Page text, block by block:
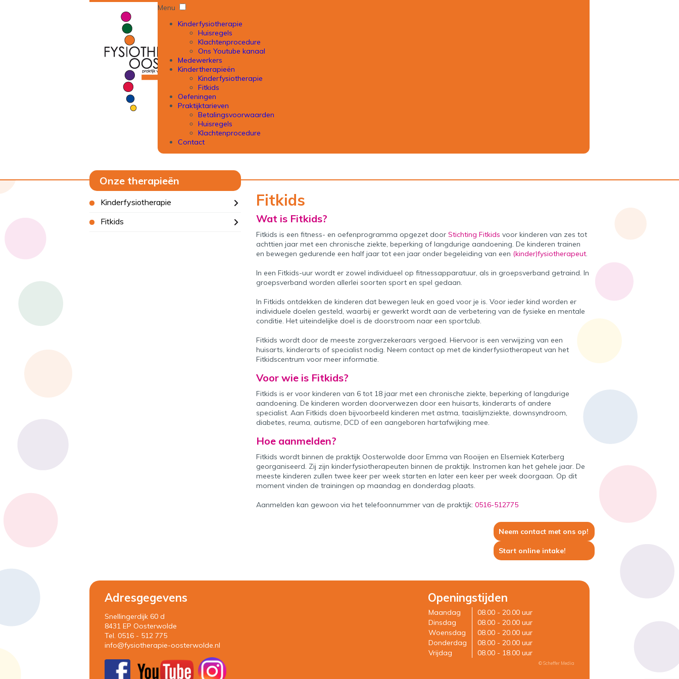
Menu
Kinderfysiotherapie
Huisregels
Klachtenprocedure
Ons Youtube kanaal
Medewerkers
Kindertherapieën
Kinderfysiotherapie
Fitkids
Oefeningen
Praktijktarieven
Betalingsvoorwaarden
Huisregels
Klachtenprocedure
Contact
Fitkids
Wat is Fitkids?
Fitkids is een fitness- en oefenprogramma opgezet door Stichting Fitkids voor kinderen van zes tot
achttien jaar met een chronische ziekte, beperking of langdurige aandoening. De kinderen trainen
en bewegen gedurende een half jaar tot een jaar onder begeleiding van een (kinder)fysiotherapeut.
In een Fitkids-uur wordt er zowel individueel op fitnessapparatuur, als in groepsverband getraind. In
groepsverband worden allerlei soorten sport en spel gedaan.
In Fitkids ontdekken de kinderen dat bewegen leuk en goed voor je is. Voor ieder kind worden er
individuele doelen gesteld, waarbij er gewerkt wordt aan de verbetering van de fysieke en mentale
conditie. Het uiteindelijke doel is de doorstroom naar een sportclub.
Fitkids wordt door de meeste zorgverzekeraars vergoed. Hiervoor is een verwijzing van een
huisarts, kinderarts of specialist nodig. Neem contact op met de kinderfysiotherapeut van het
Fitkidscentrum voor meer informatie.
Voor wie is Fitkids?
Fitkids is er voor kinderen van 6 tot 18 jaar met een chronische ziekte, beperking of langdurige
aandoening. De kinderen worden doorverwezen door een huisarts, kinderarts of andere
specialist. Aan Fitkids doen bijvoorbeeld kinderen met astma, taaislijmziekte, downsyndroom,
diabetes, reuma, autisme, DCD of een aangeboren hartafwijking mee.
Hoe aanmelden?
Fitkids wordt binnen de praktijk Oosterwolde door Emma van Rooijen en Elsemiek Katerberg
georganiseerd. Zij zijn kinderfysiotherapeuten binnen de praktijk. Instromen kan het gehele jaar. De
meeste kinderen zullen twee keer per week starten en later een keer per week doorgaan. Op dit
moment vinden de trainingen op maandag en donderdag plaats.
Aanmelden kan gewoon via het telefoonnummer van de praktijk: 0516-512775
Neem contact met ons op!
Start online intake!
Onze therapieën
Kinderfysiotherapie
Fitkids
Adresgegevens
Snellingerdijk 60 d
8431 EP Oosterwolde
Tel. 0516 - 512 775
info@fysiotherapie-oosterwolde.nl
Openingstijden
Maandag
08.00 - 20.00 uur
Dinsdag
08.00 - 20.00 uur
Woensdag
08.00 - 20.00 uur
Donderdag
08.00 - 20.00 uur
Vrijdag
08.00 - 18.00 uur
© Scheffer Media